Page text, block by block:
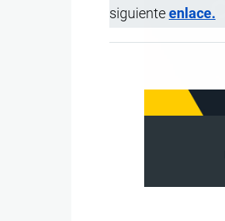
siguienteenlace.